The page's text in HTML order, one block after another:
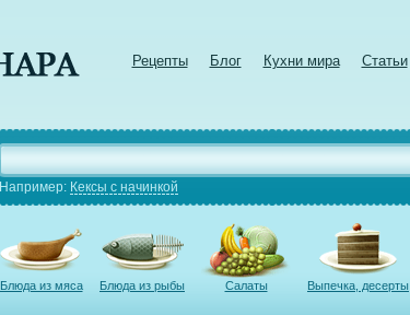
Рецепты Блог Кухни мира Статьи
Например: Кексы с начинкой
Блюда из мяса Блюда из рыбы Салаты Выпечка, десерты